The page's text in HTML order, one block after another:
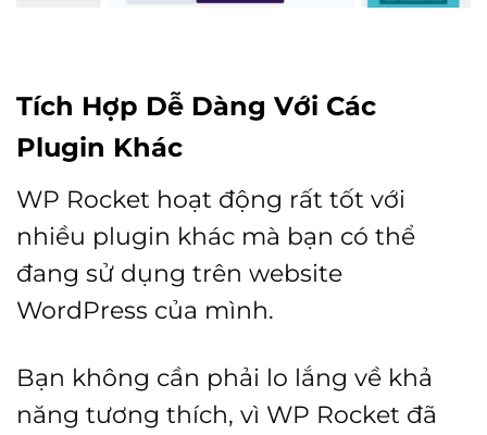
Tích Hợp Dễ Dàng Với Các
Plugin Khác
WP Rocket hoạt động rất tốt với
nhiều plugin khác mà bạn có thể
đang sử dụng trên website
WordPress của mình.
Bạn không cần phải lo lắng về khả
năng tương thích, vì WP Rocket đã